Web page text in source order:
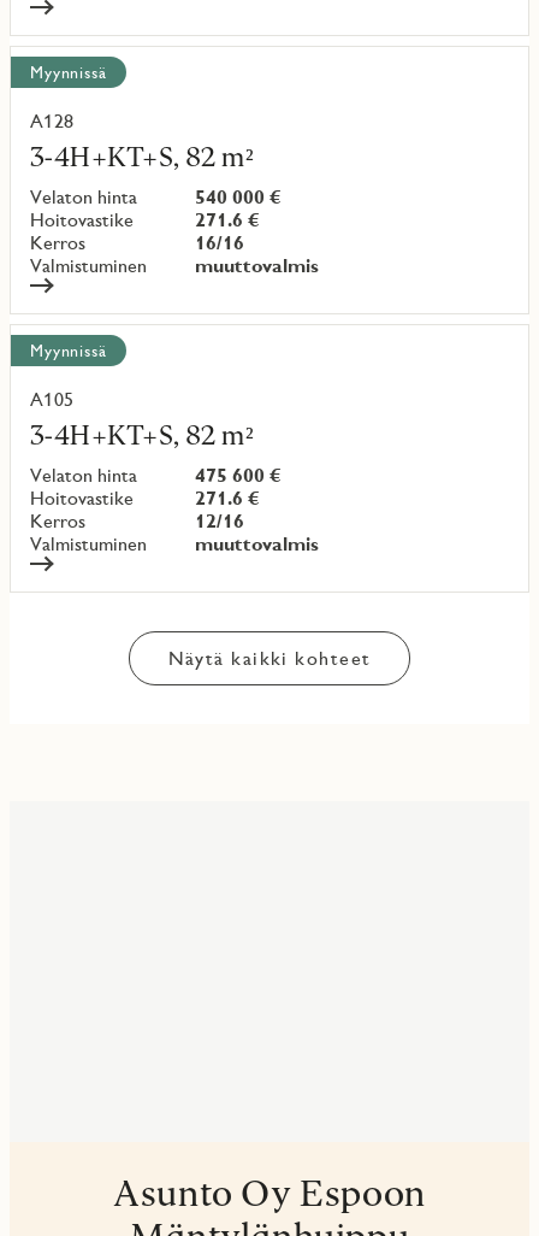
Myynnissä
A128
3-4H+KT+S, 82 m²
Velaton hinta
540 000 €
Hoitovastike
271.6 €
Kerros
16/16
Valmistuminen
muuttovalmis
Lue
lisää
kohteesta
Myynnissä
A105
3-4H+KT+S, 82 m²
Velaton hinta
475 600 €
Hoitovastike
271.6 €
Kerros
12/16
Valmistuminen
muuttovalmis
Lue
lisää
kohteesta
Näytä kaikki kohteet
Asunto Oy Espoon